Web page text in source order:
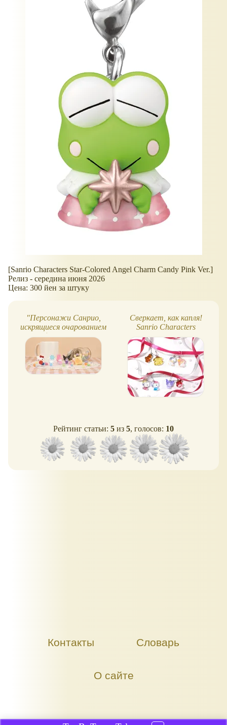
[Sanrio Characters Star-Colored Angel Charm Candy Pink Ver.]
Релиз - середина июня 2026
Цена: 300 йен за штуку
"Персонажи Санрио,
искрящиеся очарованием
Конпейто" - капсульная
Сверкает, как капля!
Sanrio Characters
Nakayoshi Drop Charm
Рейтинг статьи: 5 из 5, голосов: 10
Контакты Словарь
О сайте